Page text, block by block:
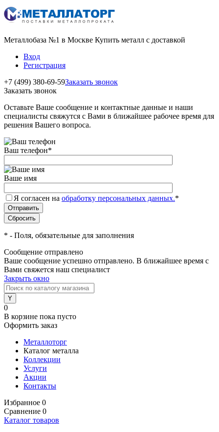
Металлобаза №1 в Москве Купить металл с доставкой
Вход
Регистрация
+7 (499) 380-69-59Заказать звонок
Заказать звонок
Оставьте Ваше сообщение и контактные данные и наши
специалисты свяжутся с Вами в ближайшее рабочее время для
решения Вашего вопроса.
Ваш телефон*
Ваше имя
Я согласен на обработку персональных данных.*
* - Поля, обязательные для заполнения
Сообщение отправлено
Ваше сообщение успешно отправлено. В ближайшее время с
Вами свяжется наш специалист
Закрыть окно
0
В корзине пока пусто
Оформить заказ
Металлоторг
Каталог металла
Коллекции
Услуги
Акции
Контакты
Избранное 0
Сравнение 0
Каталог товаров